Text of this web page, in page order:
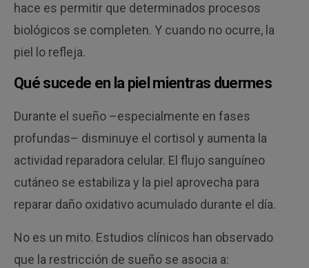
hace es permitir que determinados procesos
biológicos se completen. Y cuando no ocurre, la
piel lo refleja.
Qué sucede en la piel mientras duermes
Durante el sueño –especialmente en fases
profundas– disminuye el cortisol y aumenta la
actividad reparadora celular. El flujo sanguíneo
cutáneo se estabiliza y la piel aprovecha para
reparar daño oxidativo acumulado durante el día.
No es un mito. Estudios clínicos han observado
que la restricción de sueño se asocia a: